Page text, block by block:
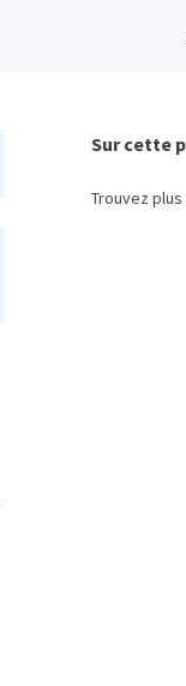
Sur cette
Trouvez